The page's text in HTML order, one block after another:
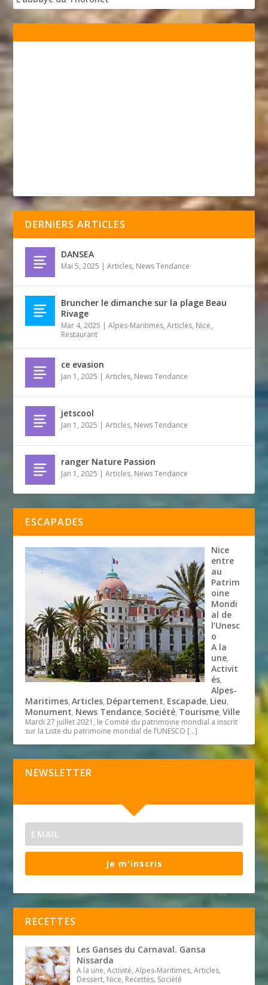
DERNIERS ARTICLES
DANSEA
Mai 5, 2025 |Articles, News Tendance
Bruncher le dimanche sur la plage Beau
Rivage
Mar 4, 2025 |Alpes-Maritimes,Articles, Nice,
Restaurant
ce evasion
Jan 1, 2025 |Articles, News Tendance
jetscool
Jan 1, 2025 |Articles, News Tendance
ranger Nature Passion
Jan 1, 2025 |Articles, News Tendance
ESCAPADES
Nice
entre
au
Patrim
oine
Mondi
al de
l’Unesc
o
A la
une,
Activit
és,
Alpes-
Maritimes,Articles, Département, Escapade, Lieu,
Monument, News Tendance, Société, Tourisme,Ville
Mardi 27 juillet 2021, le Comité du patrimoine mondial a inscrit
sur la Liste du patrimoine mondial de l’UNESCO […]
NEWSLETTER
Je m'inscris
RECETTES
Les Ganses du Carnaval. Gansa
Nissarda
A la une, Activité, Alpes-Maritimes, Articles,
Dessert, Nice, Recettes, Société